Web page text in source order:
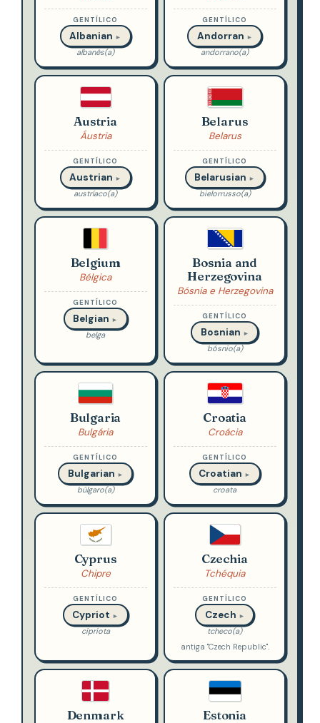
GENTÍLICO
Albanian ►
albanês(a)
GENTÍLICO
Andorran ►
andorrano(a)
Austria
Áustria
GENTÍLICO
Austrian ►
austríaco(a)
Belarus
Belarus
GENTÍLICO
Belarusian ►
bielorrusso(a)
Belgium
Bélgica
GENTÍLICO
Belgian ►
belga
Bosnia and
Herzegovina
Bósnia e Herzegovina
GENTÍLICO
Bosnian ►
bósnio(a)
Bulgaria
Bulgária
GENTÍLICO
Bulgarian ►
búlgaro(a)
Croatia
Croácia
GENTÍLICO
Croatian ►
croata
Cyprus
Chipre
GENTÍLICO
Cypriot ►
cipriota
Czechia
Tchéquia
GENTÍLICO
Czech ►
tcheco(a)
antiga "Czech Republic".
Denmark Estonia